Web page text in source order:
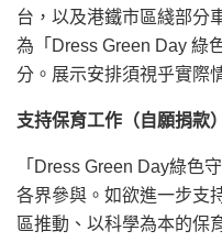
台，以及港鐵市區綫部分
為「Dress Green Day 綠
分。展示安排須視乎實際
支持保育工作（自願捐款）
「Dress Green Day綠色
各界參與。如欲進一步支
區推動、以科學為本的保